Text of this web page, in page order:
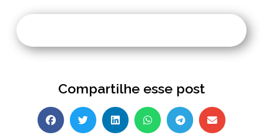
Compartilhe esse post